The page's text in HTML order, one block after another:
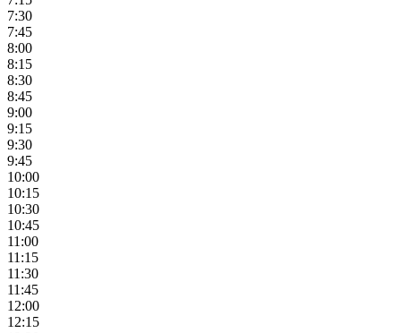
7:30
7:45
8:00
8:15
8:30
8:45
9:00
9:15
9:30
9:45
10:00
10:15
10:30
10:45
11:00
11:15
11:30
11:45
12:00
12:15